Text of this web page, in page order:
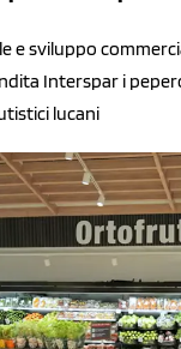
e sviluppo
Interspar i
lucani